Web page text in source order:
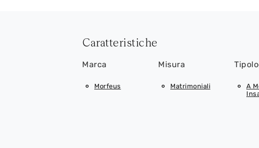
Caratteristiche
Marca
Morfeus
Misura
Matrimoniali
A